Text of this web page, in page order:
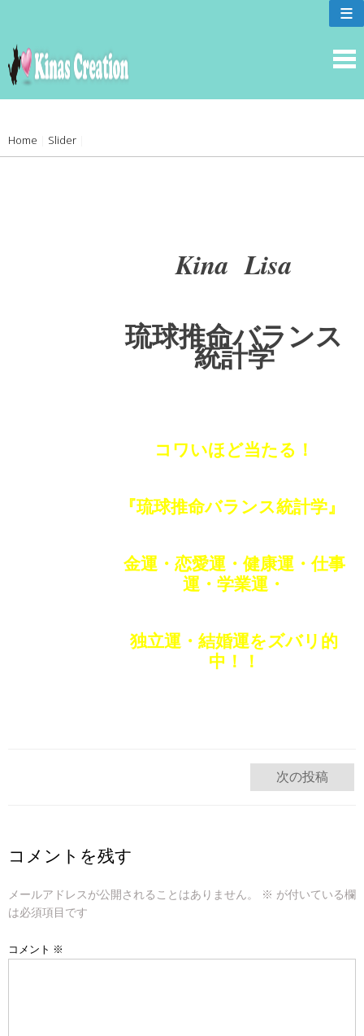
content
≡
Home Slider
Kina Lisa
琉球推命バランス
統計学
コワいほど当たる！
『琉球推命バランス統計学』
金運・恋愛運・健康運・仕事
運・学業運・
独立運・結婚運をズバリ的
中！！
ビ
ゲ
シ
次の投稿
コメントを残す
メールアドレスが公開されることはありません。 ※ が付いている欄
は必須項目です
コメント ※